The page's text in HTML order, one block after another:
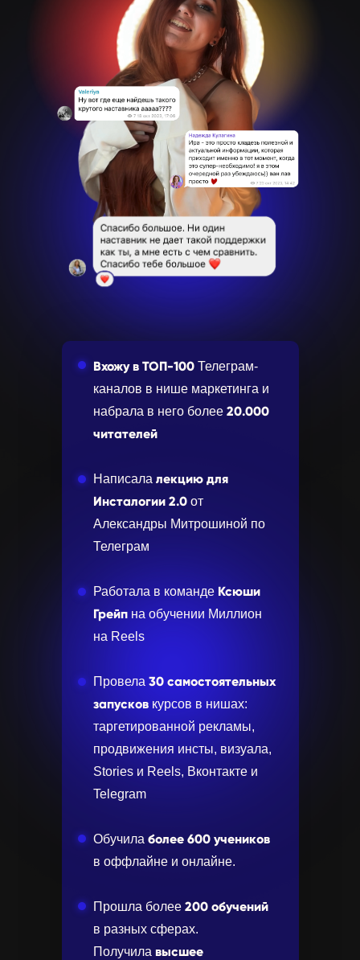
Вхожу в ТОП-100 Телеграм-
каналов в нише маркетинга и
набрала в него более 20.000
читателей
Написала лекцию для
Инсталогии 2.0 от
Александры Митрошиной по
Телеграм
Работала в команде Ксюши
Грейп на обучении Миллион
на Reels
Провела 30 самостоятельных
запусков курсов в нишах:
таргетированной рекламы,
продвижения инсты, визуала,
Stories и Reels, Вконтакте и
Telegram
Обучила более 600 учеников
в оффлайне и онлайне.
Прошла более 200 обучений
в разных сферах.
Получила высшее